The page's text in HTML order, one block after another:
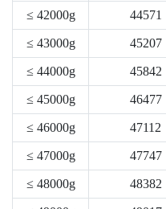
≤ 42000g 44571
≤ 43000g 45207
≤ 44000g 45842
≤ 45000g 46477
≤ 46000g 47112
≤ 47000g 47747
≤ 48000g 48382